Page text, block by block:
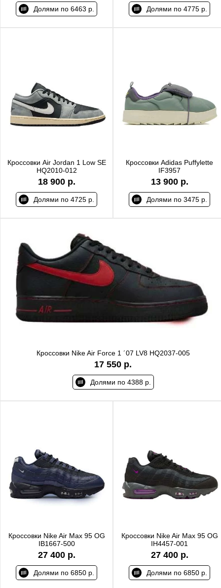
Долями по 6463 р. Долями по 4775 р.
Кроссовки Air Jordan 1 Low SE
HQ2010-012
18 900 р.
Долями по 4725 р.
Кроссовки Adidas Puffylette
IF3957
13 900 р.
Долями по 3475 р.
Кроссовки Nike Air Force 1 ´07 LV8 HQ2037-005
17 550 р.
Долями по 4388 р.
Кроссовки Nike Air Max 95 OG
IB1667-500
27 400 р.
Долями по 6850 р.
Кроссовки Nike Air Max 95 OG
IH4457-001
27 400 р.
Долями по 6850 р.